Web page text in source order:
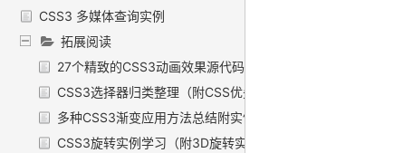
CSS3 多媒体查询实例
拓展阅读
27个精致的CSS3动画效果源代码下载
CSS3选择器归类整理（附CSS优先级要点）
多种CSS3渐变应用方法总结附实例
CSS3旋转实例学习（附3D旋转实例）